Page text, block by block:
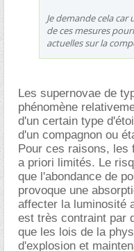
Je demande cela
de ces mesures
actuelles sur la
Les supernovae de
phénomène
d'un certain type
d'un compagnon ou
Pour ces raisons, les
a priori limités. Le
que l'abondance de
provoque une
affecter la luminosité
est très contraint par
que les lois de la
d'explosion et